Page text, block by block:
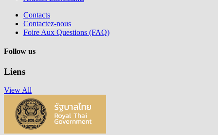
Contacts
Contactez-nous
Foire Aux Questions (FAQ)
Follow us
Liens
View All